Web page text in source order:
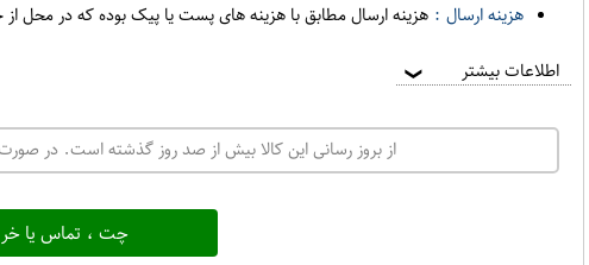
هزینه ارسال : هزینه ارسال مطابق با هزینه های پست یا پیک بوده که در محل
اطلاعات بیشتر ❯
از بروز رسانی این کالا بیش از صد روز گذشته است. در صورت
چت ، تماس یا